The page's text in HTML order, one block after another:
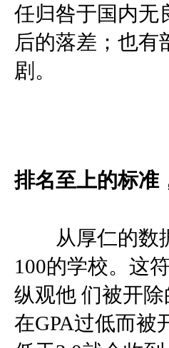
任归咎于国内无
后的落差；也有
剧。
排名至上的标准
从厚仁的数据
100的学校。这
纵观他 们被开
在GPA过低而被